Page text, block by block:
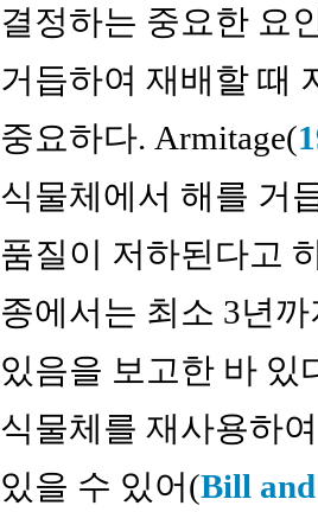
결정하는 중요한 요
거듭하여 재배할 때
중요하다. Armitage(
식물체에서 해를 거
품질이 저하된다고
종에서는 최소 3년
있음을 보고한 바 있
식물체를 재사용하
있을 수 있어(Bill